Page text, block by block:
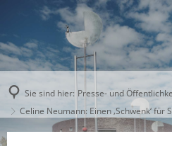
Sie sind hier: Presse- und
Celine Neumann: Einen ‚Schwenk‘ für